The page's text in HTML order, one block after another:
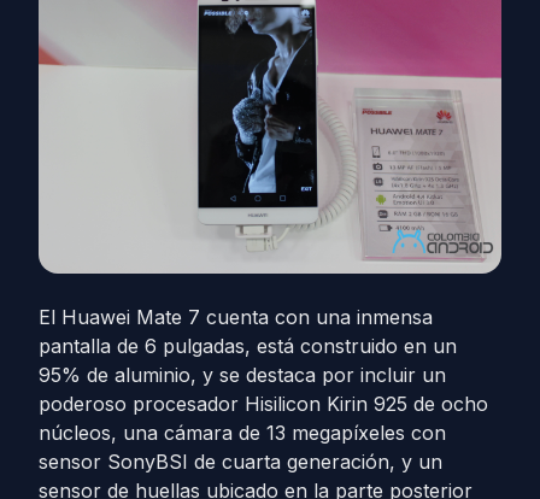
El Huawei Mate 7 cuenta con una inmensa
pantalla de 6 pulgadas, está construido en un
95% de aluminio, y se destaca por incluir un
poderoso procesador Hisilicon Kirin 925 de ocho
núcleos, una cámara de 13 megapíxeles con
sensor SonyBSI de cuarta generación, y un
sensor de huellas ubicado en la parte posterior